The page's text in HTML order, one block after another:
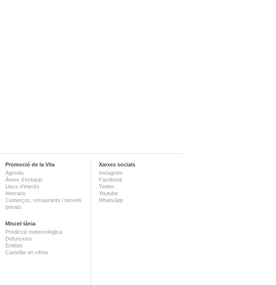
Promoció de la Vila
Agenda
Àrees d'esbarjo
Llocs d'interès
Itineraris
Comerços, restaurants i serveis
privats
Miscel·lània
Predicció meteorològica
Defuncions
Entitats
Castellar en xifres
Xarxes socials
Instagram
Facebook
Twitter
Youtube
WhatsApp